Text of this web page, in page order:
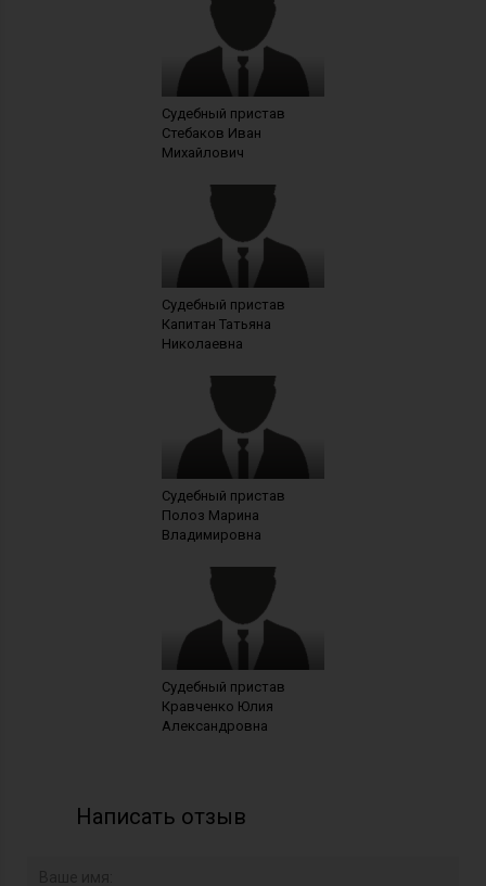
Судебный пристав
Стебаков Иван
Михайлович
Судебный пристав
Капитан Татьяна
Николаевна
Судебный пристав
Полоз Марина
Владимировна
Судебный пристав
Кравченко Юлия
Александровна
Написать отзыв